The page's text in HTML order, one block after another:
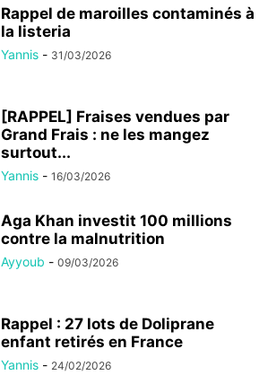
Rappel de maroilles contaminés à
la listeria
Yannis - 31/03/2026
[RAPPEL] Fraises vendues par
Grand Frais : ne les mangez
surtout...
Yannis - 16/03/2026
Aga Khan investit 100 millions
contre la malnutrition
Ayyoub - 09/03/2026
Rappel : 27 lots de Doliprane
enfant retirés en France
Yannis - 24/02/2026